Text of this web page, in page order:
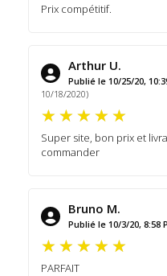
Prix compétitif.
Arthur U.
Publié le 10/25/20,
10/18/2020)
Super site, bon prix et
commander
Bruno M.
Publié le 10/3/20, 8:58
PARFAIT